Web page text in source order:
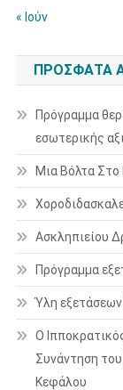
« Ιούν
ΠΡΌΣΦΑΤΑ
Πρόγραμμα
εσωτερικής
Μια Βόλτα Στο
Ασκληπιείου
Πρόγραμμα
Ύλη εξετάσεων
Ο
Συνάντηση
Κεφάλου